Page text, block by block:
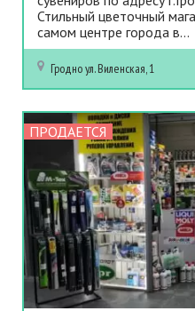
Стильный цветочный
самом центре города в...
Гродноул. Виленская, 1
ПРОДАЕТСЯ